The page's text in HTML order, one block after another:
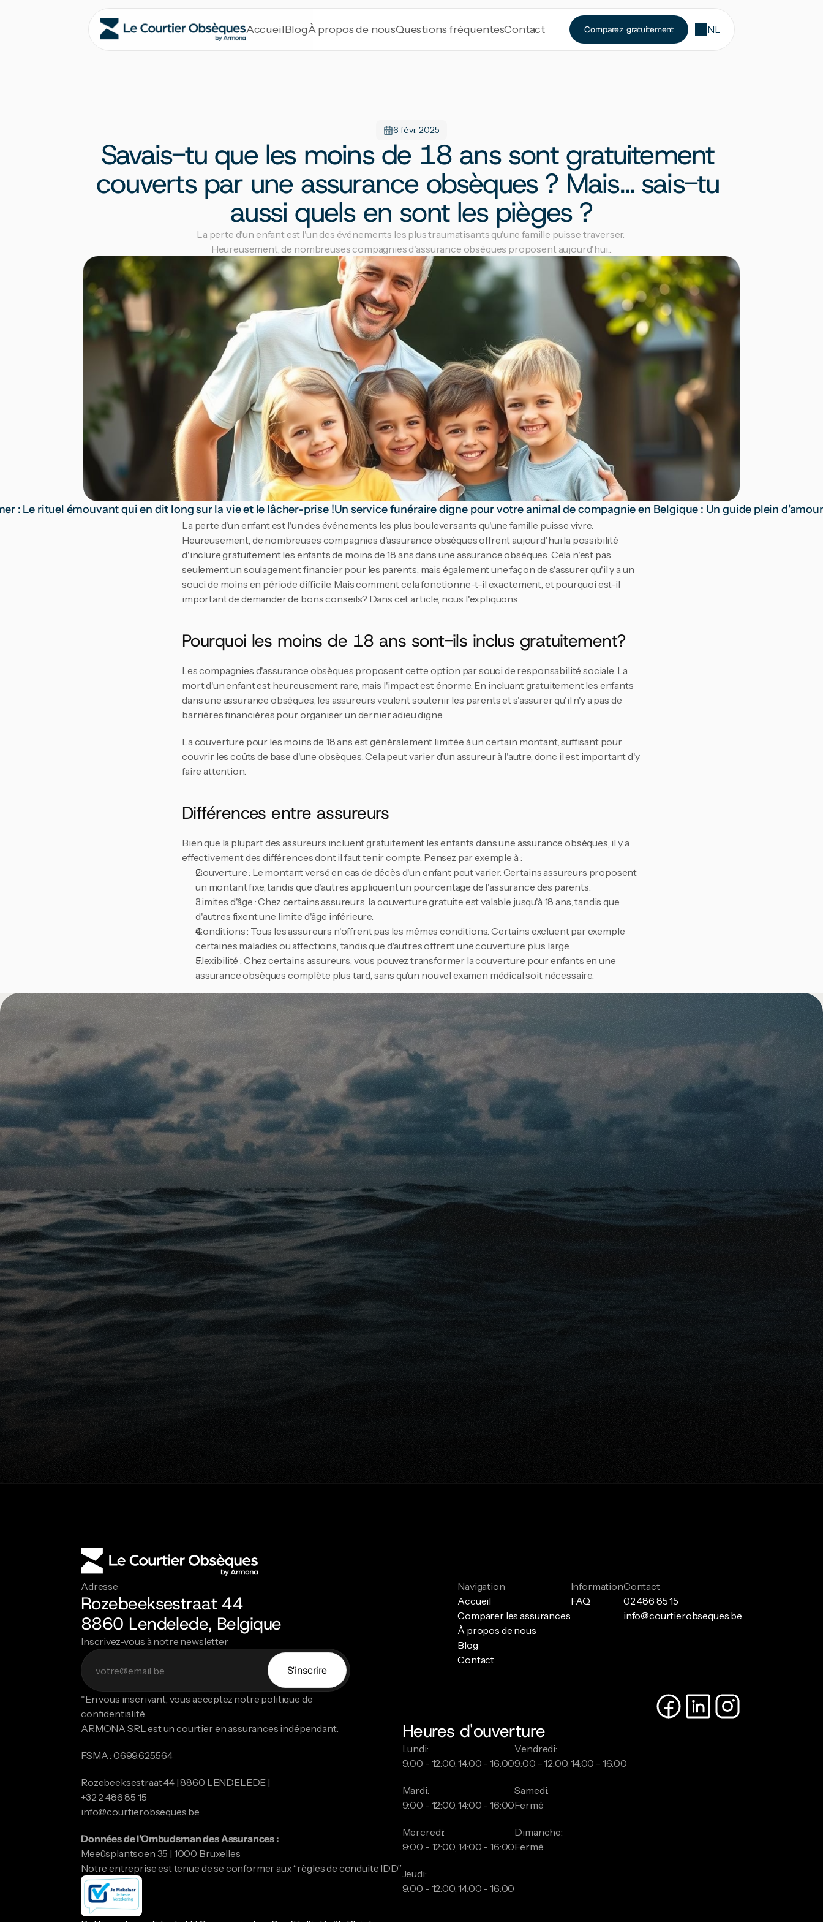
AccueilBlogÀ propos de nousQuestions fréquentesContact Comparez gratuitement NL
6 févr. 2025
Savais-tu que les moins de 18 ans sont gratuitement
couverts par une assurance obsèques ? Mais… sais-tu
aussi quels en sont les pièges ?
La perte d'un enfant est l'un des événements les plus traumatisants qu'une famille puisse traverser.
Heureusement, de nombreuses compagnies d'assurance obsèques proposent aujourd'hui...
: Le rituel émouvant qui en dit long sur la vie et le lâcher-prise !Un service funéraire digne pour votre animal de compagnie en Belgique : Un guide plein
La perte d'un enfant est l'un des événements les plus bouleversants qu'une famille puisse vivre.
Heureusement, de nombreuses compagnies d'assurance obsèques offrent aujourd'hui la possibilité
d'inclure gratuitement les enfants de moins de 18 ans dans une assurance obsèques. Cela n'est pas
seulement un soulagement financier pour les parents, mais également une façon de s'assurer qu'il y a un
souci de moins en période difficile. Mais comment cela fonctionne-t-il exactement, et pourquoi est-il
important de demander de bons conseils? Dans cet article, nous l'expliquons.
Pourquoi les moins de 18 ans sont-ils inclus gratuitement?
Les compagnies d'assurance obsèques proposent cette option par souci de responsabilité sociale. La
mort d'un enfant est heureusement rare, mais l'impact est énorme. En incluant gratuitement les enfants
dans une assurance obsèques, les assureurs veulent soutenir les parents et s'assurer qu'il n'y a pas de
barrières financières pour organiser un dernier adieu digne.
La couverture pour les moins de 18 ans est généralement limitée à un certain montant, suffisant pour
couvrir les coûts de base d'une obsèques. Cela peut varier d'un assureur à l'autre, donc il est important d'y
faire attention.
Différences entre assureurs
Bien que la plupart des assureurs incluent gratuitement les enfants dans une assurance obsèques, il y a
effectivement des différences dont il faut tenir compte. Pensez par exemple à :
Couverture : Le montant versé en cas de décès d'un enfant peut varier. Certains assureurs proposent
un montant fixe, tandis que d'autres appliquent un pourcentage de l'assurance des parents.
Limites d'âge : Chez certains assureurs, la couverture gratuite est valable jusqu'à 18 ans, tandis que
d'autres fixent une limite d'âge inférieure.
Conditions : Tous les assureurs n'offrent pas les mêmes conditions. Certains excluent par exemple
certaines maladies ou affections, tandis que d'autres offrent une couverture plus large.
Flexibilité : Chez certains assureurs, vous pouvez transformer la couverture pour enfants en une
assurance obsèques complète plus tard, sans qu'un nouvel examen médical soit nécessaire.
Pourquoi demander conseil sur uitvaartmakelaar.be?
Avec tant de différences entre les assureurs, il peut s'avérer difficile de faire le bon choix. C'est là
qu'uitvaartmakelaar.be entre en jeu. En tant que site de comparaison indépendant, nous avons
cartographié tous les grands acteurs du marché. Nous vous aidons non seulement à trouver la meilleure
couverture pour votre famille, mais aussi à comprendre quelles sont les conditions et ce à quoi vous
devez faire attention.
Nos experts sont prêts à vous conseiller sur :
Quel assureur convient le mieux à votre situation.
Comment inclure gratuitement des enfants dans votre assurance obsèques.
Quelles sont les différences entre les différentes polices.
Conseils gratuits
Prêt à protéger financièrement vos
proches?
Demander une comparaison gratuite Parlez avec un expert
Adresse
Rozebeeksestraat 44
8860 Lendelede, Belgique
Inscrivez-vous à notre newsletter
S'inscrire
*En vous inscrivant, vous acceptez notre politique de
confidentialité.
Navigation
Accueil
Comparer les assurances
À propos de nous
Blog
Contact
Information
FAQ
Contact
02 486 85 15
info@courtierobseques.be
ARMONA SRL est un courtier en assurances indépendant.
FSMA : 0699.625.564
Rozebeeksestraat 44 | 8860 LENDELEDE |
​​​​​​​+32 2 486 85 15
info@courtierobseques.be
Données de l'Ombudsman des Assurances :
Meeûsplantsoen 35 | 1000 Bruxelles
Notre entreprise est tenue de se conformer aux “règles de conduite IDD”
Heures d'ouverture
Lundi:
9:00 - 12:00, 14:00 - 16:00
Mardi:
9:00 - 12:00, 14:00 - 16:00
Mercredi:
9:00 - 12:00, 14:00 - 16:00
Jeudi:
9:00 - 12:00, 14:00 - 16:00
Vendredi:
9:00 - 12:00, 14:00 - 16:00
Samedi:
Fermé
Dimanche:
Fermé